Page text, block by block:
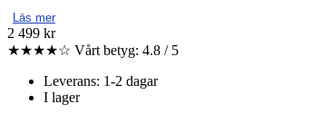
Läs mer
2 499 kr
★★★★☆ Vårt betyg: 4.8 / 5
Leverans: 1-2 dagar
I lager